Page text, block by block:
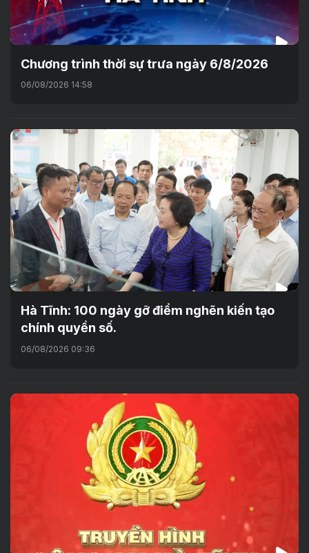
Chương trình thời sự trưa ngày 6/8/2026
06/08/2026 14:58
Hà Tĩnh: 100 ngày gỡ điểm nghẽn kiến tạo
chính quyền số.
06/08/2026 09:36